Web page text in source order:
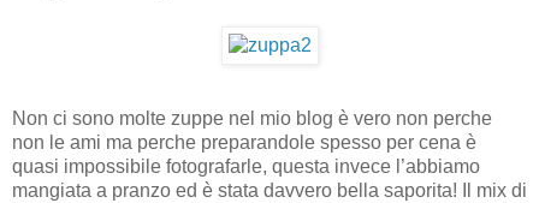
Non ci sono molte zuppe nel mio blog è vero non perche
non le ami ma perche preparandole spesso per cena è
quasi impossibile fotografarle, questa invece l’abbiamo
mangiata a pranzo ed è stata davvero bella saporita! Il mix di